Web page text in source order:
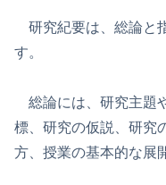
研究紀要は、総論と
す。
総論には、研究主題
標、研究の仮説、研究
方、授業の基本的な展